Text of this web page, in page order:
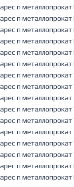
арес п
арес п
арес п металлопрокат
арес п
арес п металлопрокат
арес п
арес п
арес п
арес п
арес п
арес п
арес п
арес п
арес п
арес п металлопрокат
арес п